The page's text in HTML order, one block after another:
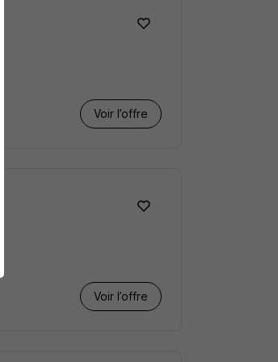
Voir l’offre
Voir l’offre